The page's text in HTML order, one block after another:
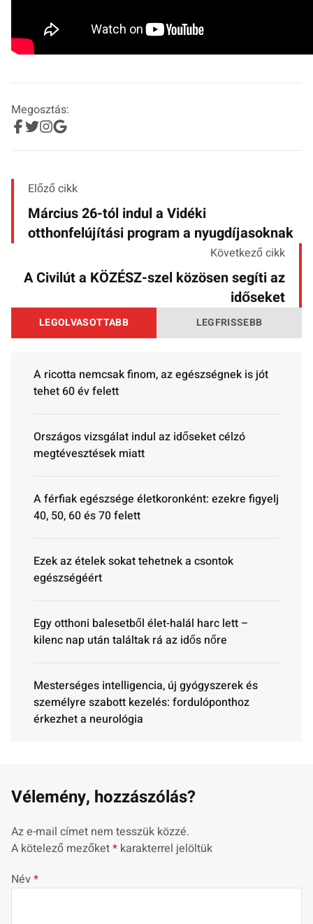
Megosztás:
Előző cikk
Március 26-tól indul a Vidéki
otthonfelújítási program a nyugdíjasoknak
Következő cikk
A Civilút a KÖZÉSZ-szel közösen segíti az
időseket
LEGOLVASOTTABB LEGFRISSEBB
A ricotta nemcsak finom, az egészségnek is jót
tehet 60 év felett
Országos vizsgálat indul az időseket célzó
megtévesztések miatt
A férfiak egészsége életkoronként: ezekre figyelj
40, 50, 60 és 70 felett
Ezek az ételek sokat tehetnek a csontok
egészségéért
Egy otthoni balesetből élet-halál harc lett –
kilenc nap után találtak rá az idős nőre
Mesterséges intelligencia, új gyógyszerek és
személyre szabott kezelés: fordulóponthoz
érkezhet a neurológia
Vélemény, hozzászólás?
Az e-mail címet nem tesszük közzé.
A kötelező mezőket* karakterrel jelöltük
Név*